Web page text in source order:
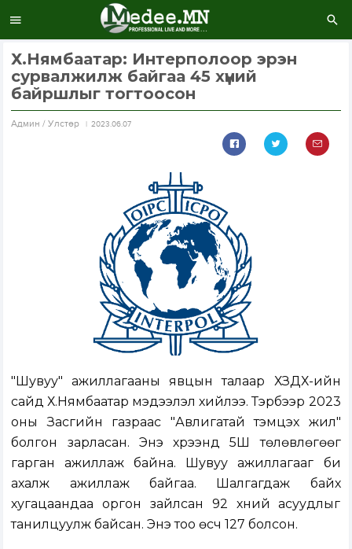
Х.Нямбаатар: Интерполоор эрэн
сурвалжилж байгаа 45 хүний
байршлыг тогтоосон
Aдмин / Улстөр 2023.06.07
"Шувуу" ажиллагааны явцын талаар ХЗДХ-ийн
сайд Х.Нямбаатар мэдээлэл хийлээ. Тэрбээр 2023
оны Засгийн газраас "Авлигатай тэмцэх жил"
болгон зарласан. Энэ хүрээнд 5Ш төлөвлөгөөг
гарган ажиллаж байна. Шувуу ажиллагааг би
ахалж ажиллаж байгаа. Шалгагдаж байх
хугацаандаа оргон зайлсан 92 хүний асуудлыг
танилцуулж байсан. Энэ тоо өсч 127 болсон.